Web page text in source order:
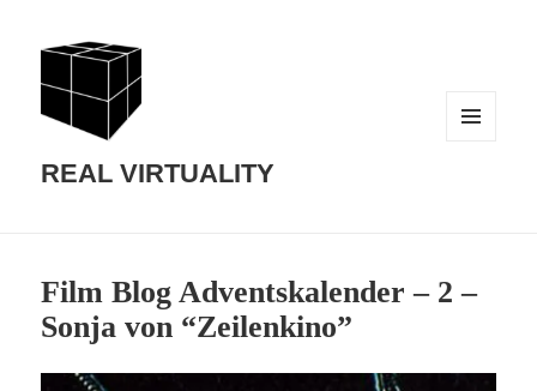
REAL VIRTUALITY
Film Blog Adventskalender – 2 –
Sonja von “Zeilenkino”